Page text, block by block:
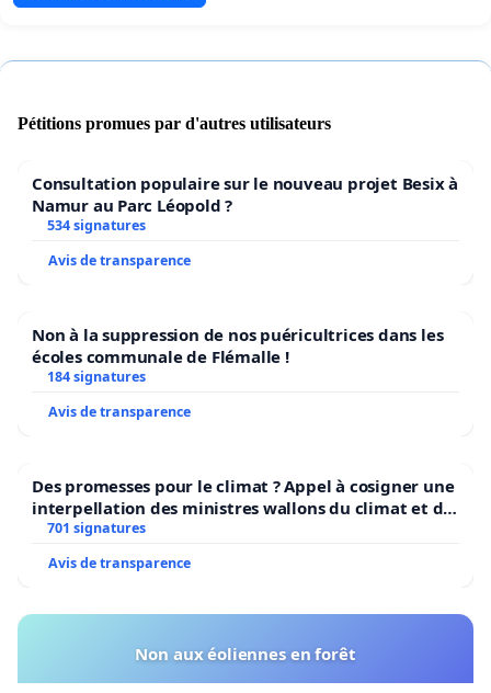
Pétitions promues par d'autres utilisateurs
Consultation populaire sur le nouveau projet Besix à
Namur au Parc Léopold ?
534 signatures
Avis de transparence
Non à la suppression de nos puéricultrices dans les
écoles communale de Flémalle !
184 signatures
Avis de transparence
Des promesses pour le climat ? Appel à cosigner une
interpellation des ministres wallons du climat et de
l’environnement.
701 signatures
Avis de transparence
Non aux éoliennes en forêt